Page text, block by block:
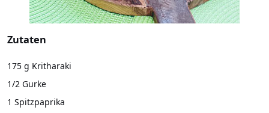
Zutaten
175 g Kritharaki
1/2 Gurke
1 Spitzpaprika